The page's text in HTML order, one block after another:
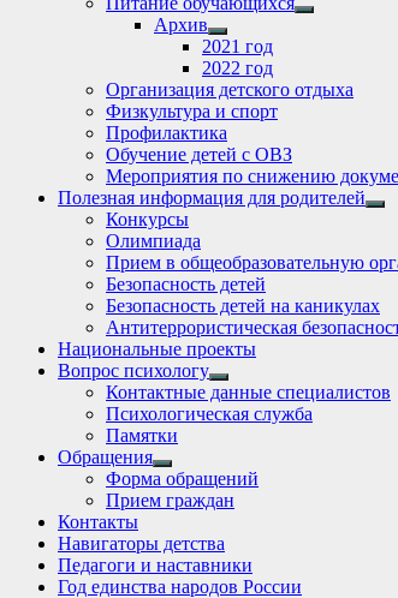
Show
Архив
Show
sub
menu
2021 год
2022 год
Организация детского отдыха
Физкультура и спорт
Профилактика
Обучение детей с ОВЗ
Мероприятия по снижению
Полезная информация для родителей
Конкурсы
Олимпиада
Прием в общеобразовательную
Безопасность детей
Безопасность детей на каникулах
Антитеррористическая
Национальные проекты
Вопрос психологу
Show
sub
menu
Контактные данные специалистов
Психологическая служба
Памятки
Обращения
Show
sub
menu
Форма обращений
Прием граждан
Контакты
Навигаторы детства
Педагоги и наставники
Год единства народов России